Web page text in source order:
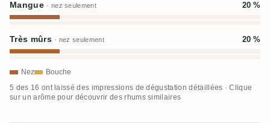
Mangue · nez seulement 20 %
Très mûrs · nez seulement 20 %
Nez Bouche
5 des 16 ont laissé des impressions de dégustation détaillées · Clique
sur un arôme pour découvrir des rhums similaires